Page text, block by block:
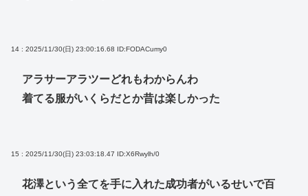
14 : 2025/11/30(日) 23:00:16.68 ID:FODACumy0
アラサーアラツーどれもわからんわ
着てる服がいくらだとか昔は楽しかった
15 : 2025/11/30(日) 23:03:18.47 ID:X6Rwylh/0
花澤という全てを手に入れた成功者がいるせいで百